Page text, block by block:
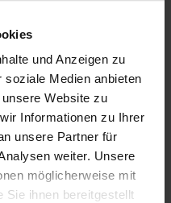
und Anzeigen zu
soziale Medien anbieten
Website zu
Informationen zu Ihrer
unsere Partner für
weiter. Unsere
möglicherweise mit
Sie ihnen bereitgestellt